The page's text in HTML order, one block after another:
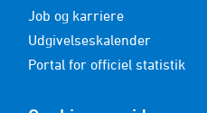
Job og karriere
Udgivelseskalender
Portal for officiel statistik